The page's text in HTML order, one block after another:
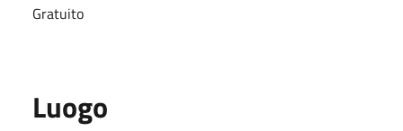
Gratuito
Luogo